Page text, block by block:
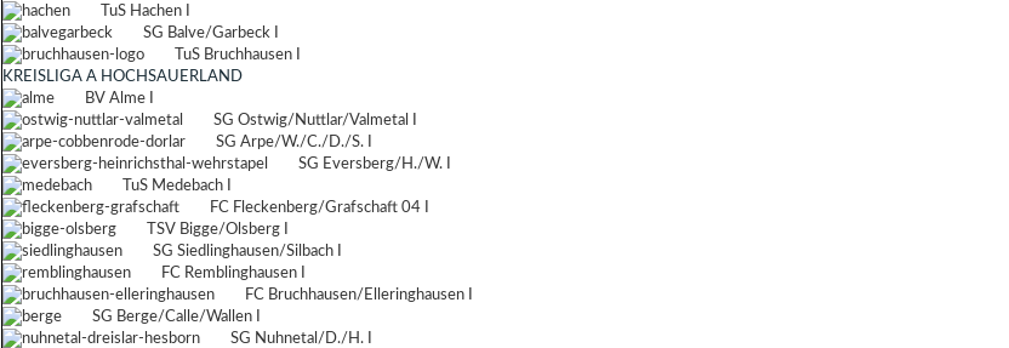
TuS Hachen I
SG Balve/Garbeck I
TuS Bruchhausen I
KREISLIGA A HOCHSAUERLAND
BV Alme I
SG Ostwig/Nuttlar/Valmetal I
SG Arpe/W./C./D./S. I
SG Eversberg/H./W. I
TuS Medebach I
FC Fleckenberg/Grafschaft 04 I
TSV Bigge/Olsberg I
SG Siedlinghausen/Silbach I
FC Remblinghausen I
FC Bruchhausen/Elleringhausen I
SG Berge/Calle/Wallen I
SG Nuhnetal/D./H. I